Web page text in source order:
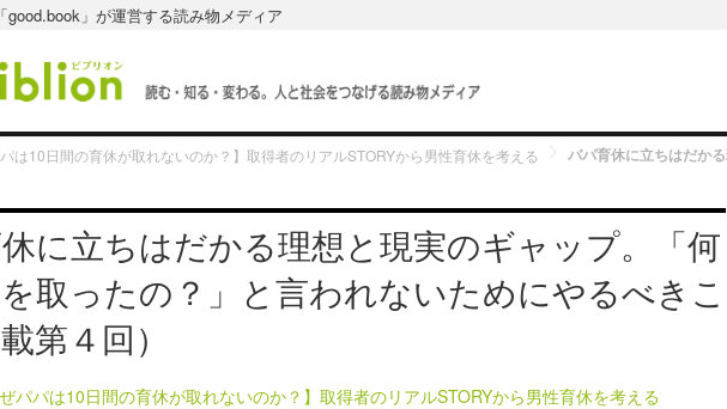
good.book」が運営する読み物メディア
パは10日間の育休が取れないのか？】取得者のリアルSTORYから男性育休を考える
に立ちはだかる理想と現実のギャップ。「何
取ったの？」と言われないためにやるべきこ
第４回）
ぜパパは10日間の育休が取れないのか？】取得者のリアルSTORYから男性育休を考える